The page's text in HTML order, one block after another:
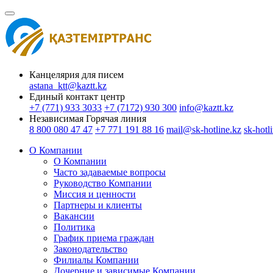
Канцелярия для писем
astana_ktt@kaztt.kz
Единый контакт центр
+7 (771) 933 3033 +7 (7172) 930 300 info@kaztt.kz
Независимая Горячая линия
8 800 080 47 47 +7 771 191 88 16 mail@sk-hotline.kz sk-
О Компании
О Компании
Часто задаваемые вопросы
Руководство Компании
Миссия и ценности
Партнеры и клиенты
Вакансии
Политика
График приема граждан
Законодательство
Филиалы Компании
Дочерние и зависимые Компании